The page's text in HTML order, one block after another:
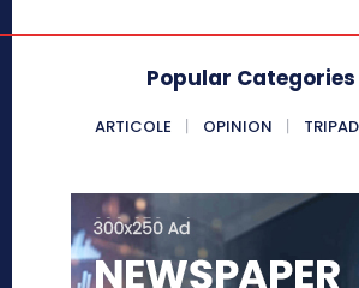
Popular Categories
ARTICOLE OPINION